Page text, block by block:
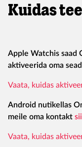
Kuidas
Apple Watchis saad
aktiveerida oma
Vaata, kuidas
Android nutikellas
meile oma kontakt
Vaata, kuidas